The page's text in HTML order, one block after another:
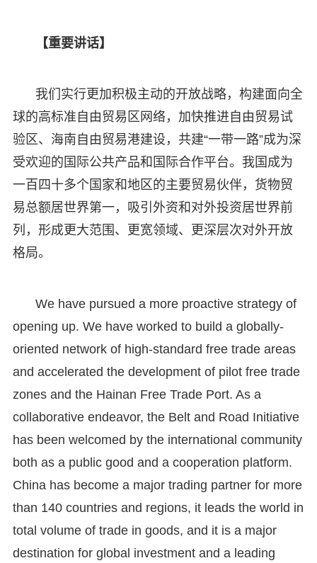
【重要讲话】
我们实行更加积极主动的开放战略，构建面向全
球的高标准自由贸易区网络，加快推进自由贸易试
验区、海南自由贸易港建设，共建“一带一路”成为深
受欢迎的国际公共产品和国际合作平台。我国成为
一百四十多个国家和地区的主要贸易伙伴，货物贸
易总额居世界第一，吸引外资和对外投资居世界前
列，形成更大范围、更宽领域、更深层次对外开放
格局。
We have pursued a more proactive strategy of
opening up. We have worked to build a globally-
oriented network of high-standard free trade areas
and accelerated the development of pilot free trade
zones and the Hainan Free Trade Port. As a
collaborative endeavor, the Belt and Road Initiative
has been welcomed by the international community
both as a public good and a cooperation platform.
China has become a major trading partner for more
than 140 countries and regions, it leads the world in
total volume of trade in goods, and it is a major
destination for global investment and a leading